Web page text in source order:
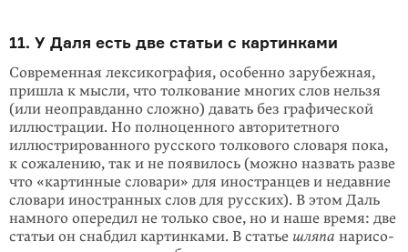
11. У Даля есть две статьи с картинками
Современная лексикография, особенно зарубежная,
пришла к мысли, что тол­кование многих слов нельзя
(или неоправданно сложно) давать без графиче­ской
иллюстрации. Но полноценного авторитетного
иллюстрированного русского толкового словаря пока,
к сожалению, так и не появилось (можно назвать разве
что «картинные словари» для иностранцев и недавние
словари иностранных слов для русских). В этом Даль
намного опередил не только свое, но и наше время: две
статьи он снабдил картинками. В статье шляпа нарисо­